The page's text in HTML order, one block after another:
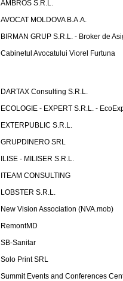
AMBROS S.R.L.
AVOCAT MOLDOVA B.A.A.
BIRMAN GRUP S.R.L. - Broker de
Cabinetul Avocatului Viorel Furtuna
DARTAX Consulting S.R.L.
ECOLOGIE - EXPERT S.R.L. -
EXTERPUBLIC S.R.L.
GRUPDINERO SRL
ILISE - MILISER S.R.L.
ITEAM CONSULTING
LOBSTER S.R.L.
New Vision Association (NVA.mob)
RemontMD
SB-Sanitar
Solo Print SRL
Summit Events and Conferences